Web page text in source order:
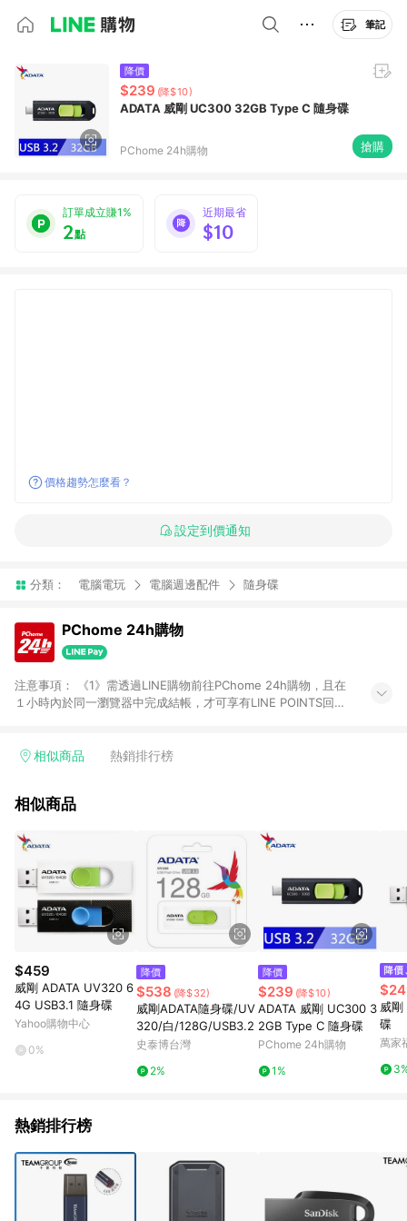
筆記
降價
$239 (降$10)
ADATA 威剛 UC300 32GB Type C 隨身碟
PChome 24h購物 搶購
訂單成立賺1%
2點
近期最省
$10
價格趨勢怎麼看？
設定到價通知
分類： 電腦電玩 電腦週邊配件 隨身碟
PChome 24h購物
注意事項： 《1》需透過LINE購物前往PChome 24h購物，且在
１小時內於同一瀏覽器中完成結帳，才可享有LINE POINTS回饋
在點數回饋範圍內。 《3》如取消訂單、退貨、購物中登出
品、票券、訂閱方案、PChome儲值商品、企業專區/企業採購、
值點數、點數/禮物卡 [2025/2/16起適用] - 票券全品項
[2026/6/2起適用] 《5》回饋點數的計算將會排除【訂單活動折
扣 (含折價券折扣)】、【P幣扣抵】、【現金積點扣抵】及【訂單
運費】等金額。 《6》符合LINE POINTS回饋資格之訂單將於商
家訂單頁面標示「LINE回饋」，若無此標示則 不符合回饋LINE
POINTS點數資格亦不得使用點數紅包 。 《7》LINE購物設有
「單一商品最高回饋點數」機制 (特殊活動時開放「回饋無上
限」)，以同一訂單中同一商品不論件數計算，並依訂單成立時間
當下LINE購物所設定的回饋機制為準。 《8》LINE購物為購物資
訊整合性平台，商品資料更新會有時間差，如顯示之商品規格、
顏色、價位、贈品與PChome 24h購物銷售網頁不符，以銷售網
頁標示為準！
相似商品 熱銷排行榜
相似商品
$459
威剛 ADATA UV320 6
4G USB3.1 隨身碟
Yahoo購物中心
0%
降價
$538 (降$32)
威剛ADATA隨身碟/UV
320/白/128G/USB3.2
史泰博台灣
2%
降價
$239 (降$10)
ADATA 威剛 UC300 3
2GB Type C 隨身碟
PChome 24h購物
1%
威
碟
萬家
熱銷排行榜